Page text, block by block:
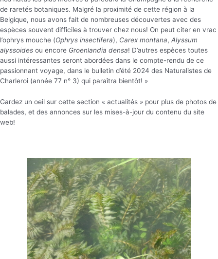
de raretés botaniques. Malgré la proximité de cette région à la
Belgique, nous avons fait de nombreuses découvertes avec des
espèces souvent difficiles à trouver chez nous! On peut citer en vrac
l’ophrys mouche (Ophrys insectifera), Carex montana, Alyssum
alyssoides ou encore Groenlandia densa! D’autres espèces toutes
aussi intéressantes seront abordées dans le compte-rendu de ce
passionnant voyage, dans le bulletin d’été 2024 des Naturalistes de
Charleroi (année 77 n° 3) qui paraîtra bientôt! »
Gardez un oeil sur cette section « actualités » pour plus de photos de
balades, et des annonces sur les mises-à-jour du contenu du site
web!